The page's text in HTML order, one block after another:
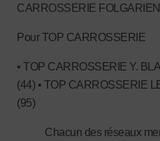
CARROSSERIE
Pour TOP CARROSSERIE
• TOP CARROSSERIE Y.
(44) • TOP CARROSSERIE
(95)
Chacun des réseaux